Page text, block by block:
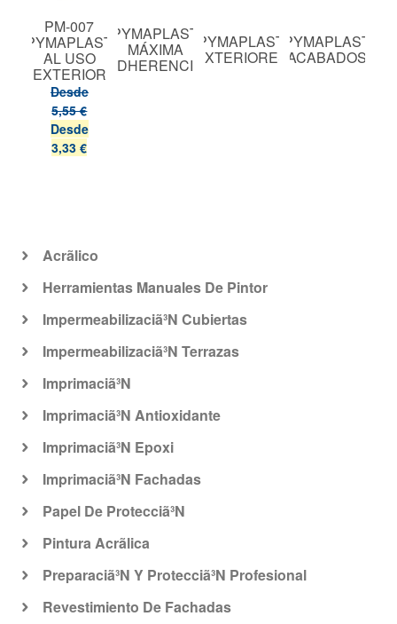
PM-007
PYMAPLAST
AL USO
EXTERIOR
Desde
5,55 €
Desde
3,33 €
PYMAPLAST
MÁXIMA
ADHERENCIA
PYMAPLAST
EXTERIORES
PYMAPLAST
ACABADOS
Acrã­lico
Herramientas Manuales De Pintor
Impermeabilizaciã³N Cubiertas
Impermeabilizaciã³N Terrazas
Imprimaciã³N
Imprimaciã³N Antioxidante
Imprimaciã³N Epoxi
Imprimaciã³N Fachadas
Papel De Protecciã³N
Pintura Acrã­lica
Preparaciã³N Y Protecciã³N Profesional
Revestimiento De Fachadas